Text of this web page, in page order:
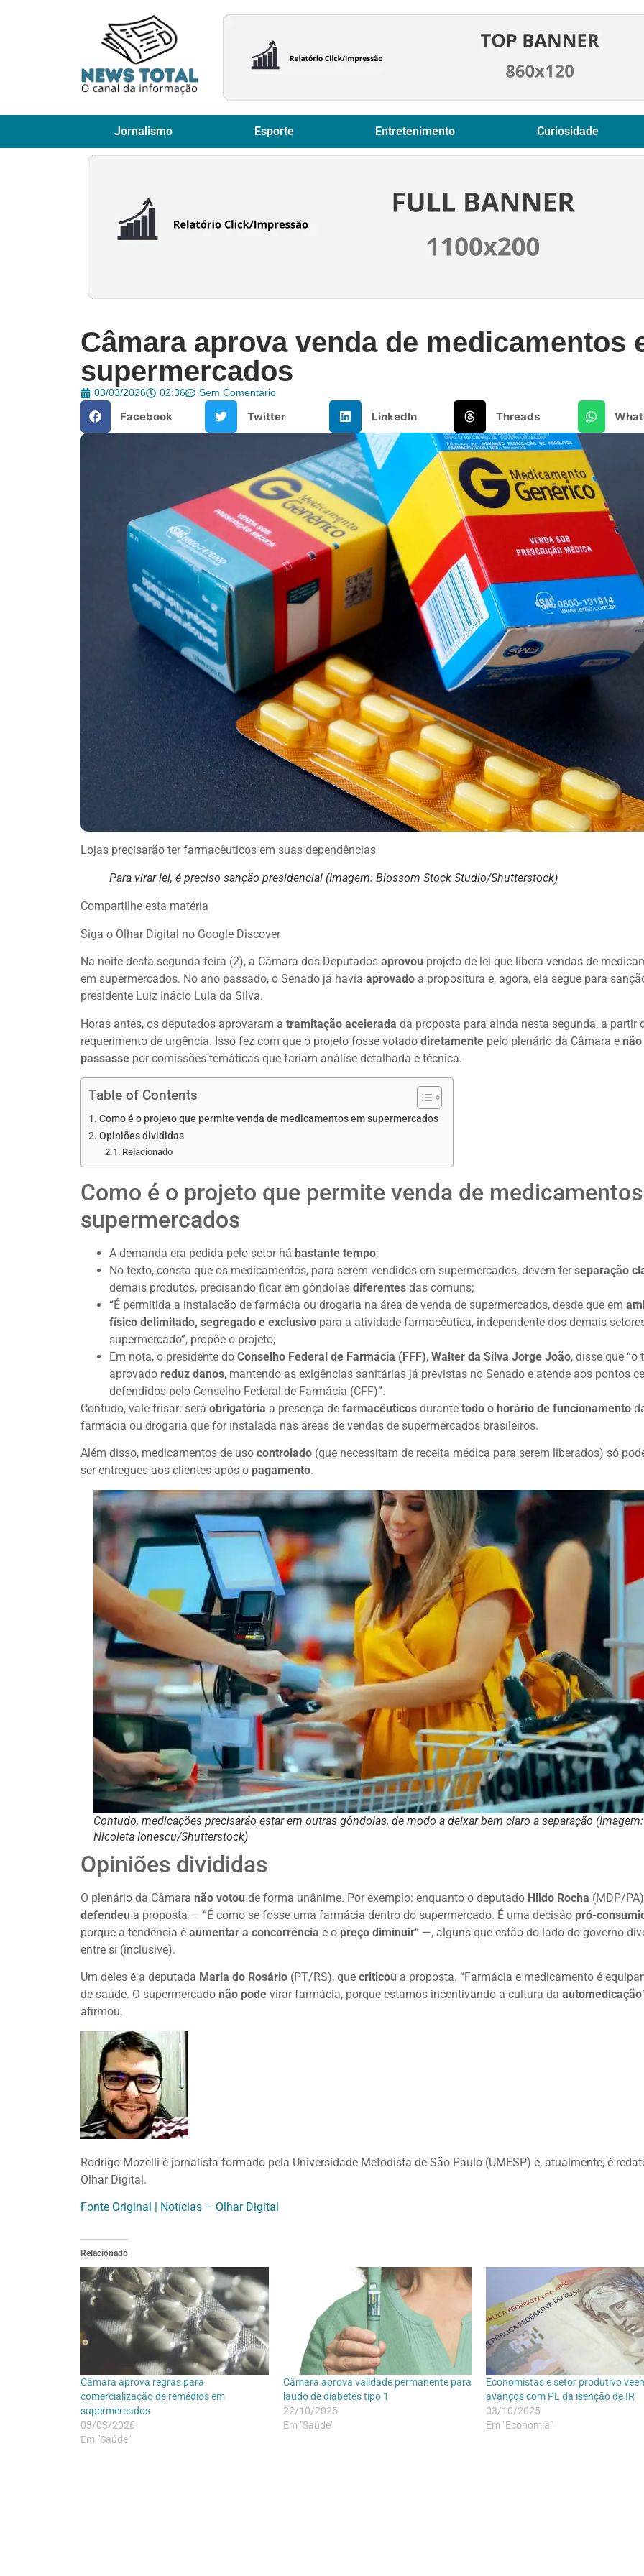
Jornalismo Esporte Entretenimento Curiosidade
Câmara aprova venda de medicamentos
supermercados
03/03/2026 02:36 Sem Comentário
Facebook Twitter LinkedIn Threads
Lojas precisarão ter farmacêuticos em suas dependências
Para virar lei, é preciso sanção presidencial (Imagem: Blossom Stock Studio/Shutterstock)
Compartilhe esta matéria
Siga o Olhar Digital no Google Discover
Na noite desta segunda-feira (2), a Câmara dos Deputados aprovou projeto de lei que libera vendas de
em supermercados. No ano passado, o Senado já havia aprovado a propositura e, agora, ela segue para
presidente Luiz Inácio Lula da Silva.
Horas antes, os deputados aprovaram a tramitação acelerada da proposta para ainda nesta segunda, a partir
requerimento de urgência. Isso fez com que o projeto fosse votado diretamente pelo plenário da Câmara e não
passasse por comissões temáticas que fariam análise detalhada e técnica.
Table of Contents
Como é o projeto que permite venda de medicamentos em supermercados
Opiniões divididas
Relacionado
Como é o projeto que permite venda de
supermercados
A demanda era pedida pelo setor há bastante tempo;
No texto, consta que os medicamentos, para serem vendidos em supermercados, devem terseparação
demais produtos, precisando ficar em gôndolas diferentes das comuns;
“É permitida a instalação de farmácia ou drogaria na área de venda de supermercados, desde que em
físico delimitado, segregado e exclusivo para a atividade farmacêutica, independente dos demais
supermercado”, propõe o projeto;
Em nota, o presidente do Conselho Federal de Farmácia (FFF), Walter da Silva Jorge João, disse que “o
aprovado reduz danos, mantendo as exigências sanitárias já previstas no Senado e atende aos pontos
defendidos pelo Conselho Federal de Farmácia (CFF)”.
Contudo, vale frisar: será obrigatória a presença de farmacêuticos durante todo o horário de funcionamento
farmácia ou drogaria que for instalada nas áreas de vendas de supermercados brasileiros.
Além disso, medicamentos de uso controlado (que necessitam de receita médica para serem liberados) só
ser entregues aos clientes após o pagamento.
Contudo, medicações precisarão estar em outras gôndolas, de modo a deixar bem claro a separação (Imagem:
Nicoleta Ionescu/Shutterstock)
Opiniões divididas
O plenário da Câmara não votou de forma unânime. Por exemplo: enquanto o deputado Hildo Rocha (MDP/PA)
defendeu a proposta — “É como se fosse uma farmácia dentro do supermercado. É uma decisão pró-
porque a tendência é aumentar a concorrência e o preço diminuir” —, alguns que estão do lado do governo
entre si (inclusive).
Um deles é a deputada Maria do Rosário (PT/RS), que criticou a proposta. “Farmácia e medicamento é
de saúde. O supermercado não pode virar farmácia, porque estamos incentivando a cultura da automedicação
afirmou.
Rodrigo Mozelli é jornalista formado pela Universidade Metodista de São Paulo (UMESP) e, atualmente, é
Olhar Digital.
Fonte Original | Notícias – Olhar Digital
Relacionado
Câmara aprova regras para
comercialização de remédios em
supermercados
03/03/2026
Em "Saúde"
Câmara aprova validade permanente para
laudo de diabetes tipo 1
22/10/2025
Em "Saúde"
Economistas e setor produtivo
avanços com PL da isenção de IR
03/10/2025
Em "Economia"